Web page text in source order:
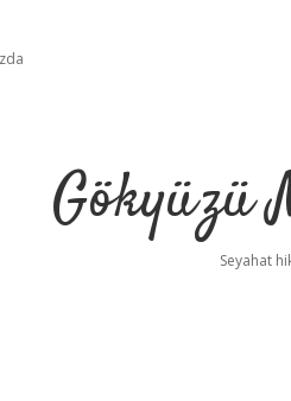
Gökyüzü
Seyahat